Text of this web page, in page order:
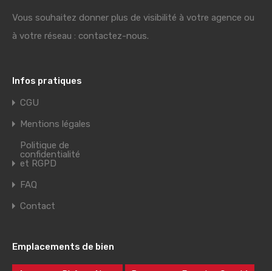
Vous souhaitez donner plus de visibilité à votre agence ou
à votre réseau : contactez-nous.
Infos pratiques
CGU
Mentions légales
Politique de
confidentialité
et RGPD
FAQ
Contact
Emplacements de bien